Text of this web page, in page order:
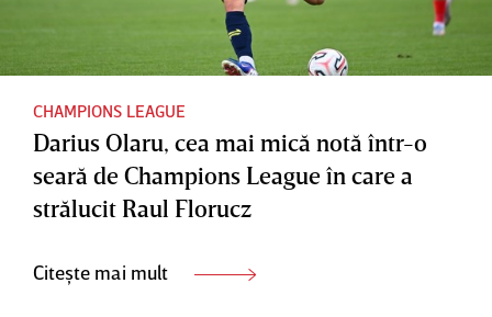
CHAMPIONS LEAGUE
Darius Olaru, cea mai mică notă într-o
seară de Champions League în care a
strălucit Raul Florucz
Citește mai mult